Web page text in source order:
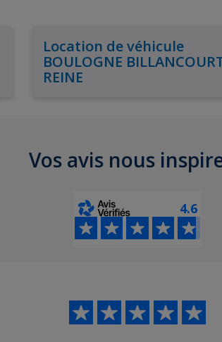
Location de véhicule
BOULOGNE
REINE
Vos avis nous
4.6